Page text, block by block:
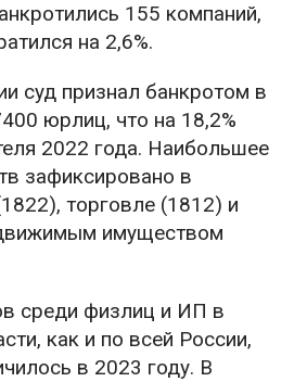
155 компаний,
на 2,6%.
суд признал банкротом в
юрлиц, что на 18,2%
2022 года. Наибольшее
зафиксировано в
торговле (1812) и
имуществом
среди физлиц и ИП в
как и по всей России,
в 2023 году. В